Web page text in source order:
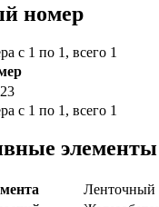
номер
с 1 по 1, всего 1
с 1 по 1, всего 1
Ленточный